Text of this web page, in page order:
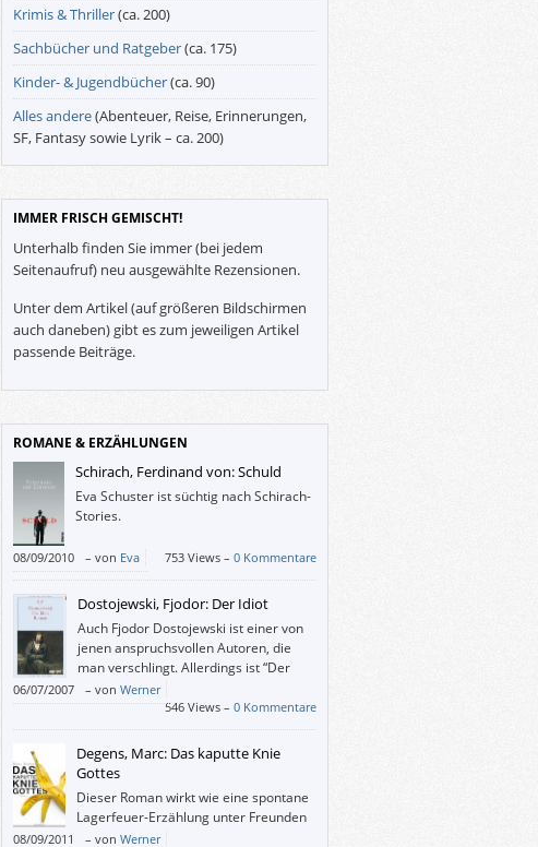
Krimis & Thriller(ca. 200)
Sachbücher und Ratgeber(ca. 175)
Kinder- & Jugendbücher(ca. 90)
Alles andere(Abenteuer, Reise, Erinnerungen,
SF, Fantasy sowie Lyrik – ca. 200)
IMMER FRISCH GEMISCHT!
Unterhalb finden Sie immer (bei jedem
Seitenaufruf) neu ausgewählte Rezensionen.
Unter dem Artikel (auf größeren Bildschirmen
auch daneben) gibt es zum jeweiligen Artikel
passende Beiträge.
ROMANE & ERZÄHLUNGEN
Schirach, Ferdinand von: Schuld
Eva Schuster ist süchtig nach Schirach-
Stories.
08/09/2010 – von Eva 753 Views – 0 Kommentare
Dostojewski, Fjodor: Der Idiot
Auch Fjodor Dostojewski ist einer von
jenen anspruchsvollen Autoren, die
man verschlingt. Allerdings ist “Der
Idiot” quasi ein Anti-Zeitgeist-Buch,
denn hier geht es um jemanden, der nicht einmal
eine Ich-AG leiten könnte.
06/07/2007 – von Werner
546 Views – 0 Kommentare
Degens, Marc: Das kaputte Knie
Gottes
Dieser Roman wirkt wie eine spontane
Lagerfeuer-Erzählung unter Freunden
und ist eher langweilig.
08/09/2011 – von Werner